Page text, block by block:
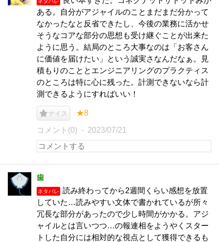
ある。自分がアジャイルのことまだまだ分かって
なかったなと反省できたし、今後の業務に活かせ
そうなコアな部分の思想も受け継ぐことが出来た
ように思う。結局のところ大事なのは「お客さん
に価値を届けたい」という誠実さなんだなぁ。見
積もりのこととエンジニアリングのプラクティス
のところは特に心に残った。計測できないなら計
測できるようにすればいい！
ナイス ★8
コメント(0) 2023/07/21
歯
ネタバレ
読み終わってから2週間くらい感想を放置
していた…読みやすい文体で書かれているが所々
冗長な部分があったので少し時間がかかる。アジ
ャイルとは言いつつ…の報連相をようやくスター
トした自分には相対的な視点として獲得できるも